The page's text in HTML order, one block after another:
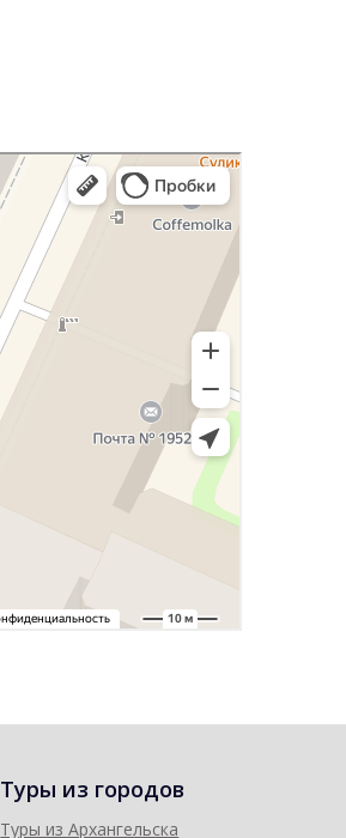
Туры из городов
Туры из Архангельска